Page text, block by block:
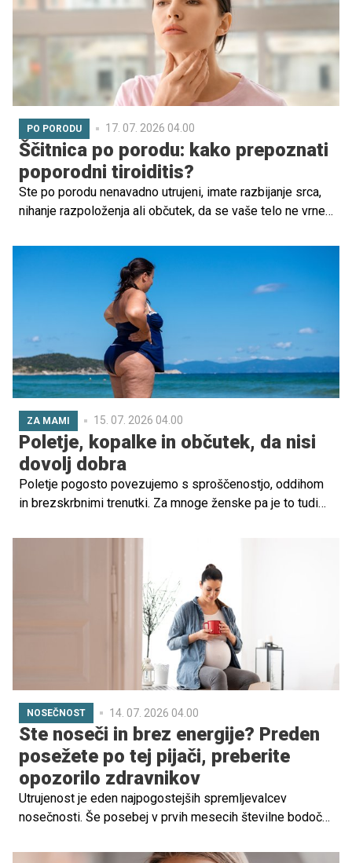
PO PORODU 17. 07. 2026 04.00
Ščitnica po porodu: kako prepoznati
poporodni tiroiditis?
Ste po porodu nenavadno utrujeni, imate razbijanje srca,
nihanje razpoloženja ali občutek, da se vaše telo ne vrne
prilagajanje na novo življenje, ampak tudi spremembe v
ZA MAMI 15. 07. 2026 04.00
Poletje, kopalke in občutek, da nisi
dovolj dobra
Poletje pogosto povezujemo s sproščenostjo, oddihom
in brezskrbnimi trenutki. Za mnoge ženske pa je to tudi
odnos, ki ga imamo do sebe. Manj oblačil, kopalke in
hitro prebudijo primerjanje, dvome in občutke, da naše
telo ni dovolj. Tako lahko obdobje, ki naj bi prinašalo
lahkotnost, za marsikatero žensko postane tudi čas
povečanega notranjega pritiska.
NOSEČNOST 14. 07. 2026 04.00
Ste noseči in brez energije? Preden
posežete po tej pijači, preberite
opozorilo zdravnikov
Utrujenost je eden najpogostejših spremljevalcev
nosečnosti. Še posebej v prvih mesecih številne bodoče
marsikatera pomisli na hitro rešitev v obliki energijske